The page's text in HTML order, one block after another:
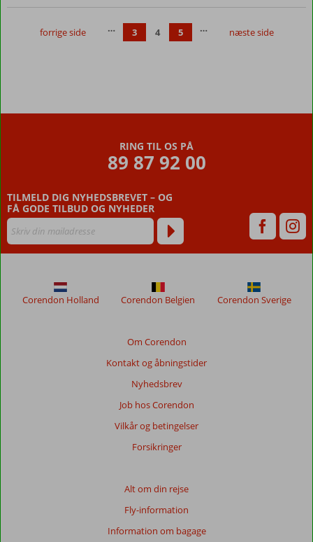
Shuttlebus
stranden
forrige side … 3 4 5 … næste side
RING TIL OS PÅ
89 87 92 00
TILMELD DIG NYHEDSBREVET – OG
FÅ GODE TILBUD OG NYHEDER
Om Corendon
Kontakt og åbningstider
Nyhedsbrev
Job hos Corendon
Vilkår og betingelser
Forsikringer
Alt om din rejse
Fly-information
Information om bagage
Corendon Holland Corendon Belgien Corendon Sverige